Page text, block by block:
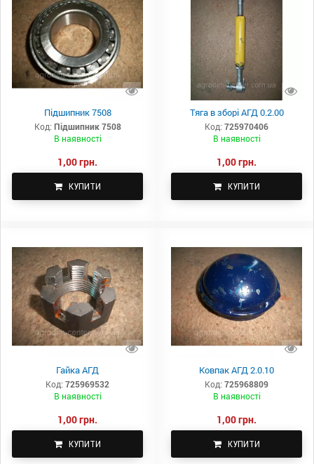
Підшипник 7508
Код: Підшипник 7508
В наявності
1,00 грн.
КУПИТИ
Тяга в зборі АГД 0.2.00
Код: 725970406
В наявності
1,00 грн.
КУПИТИ
Гайка АГД
Код: 725969532
В наявності
1,00 грн.
КУПИТИ
Ковпак АГД 2.0.10
Код: 725968809
В наявності
1,00 грн.
КУПИТИ